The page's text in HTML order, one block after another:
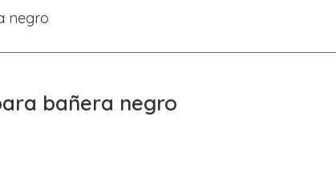
negro
bañera negro